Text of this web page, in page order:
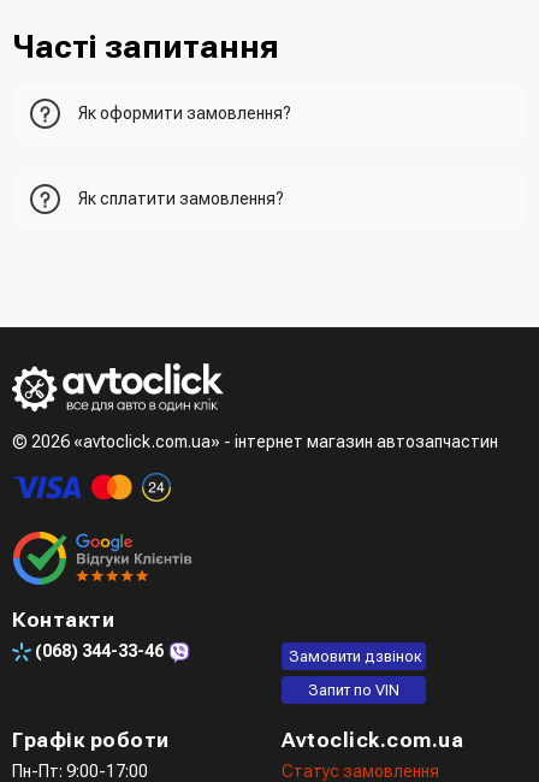
Часті запитання
Як оформити замовлення?
нього та вказати всю необхідну інформацію про
зателефонує менеджер для підтвердження та уточнення
Третій варіант - зробити замовлення в телефонному
Четвертий варіант - замовити через доступні месенджери
(viber, telegram)
Як сплатити замовлення?
© 2026 «avtoclick.com.ua» - інтернет магазин автозапчастин
Контакти
(068) 344-33-46
Замовити дзвінок
Запит по VIN
Графік роботи
Пн-Пт: 9:00-17:00
Avtoclick.com.ua
Статус замовлення